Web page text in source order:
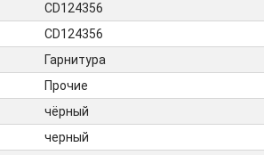
CD124356
CD124356
Гарнитура
Прочие
чёрный
черный